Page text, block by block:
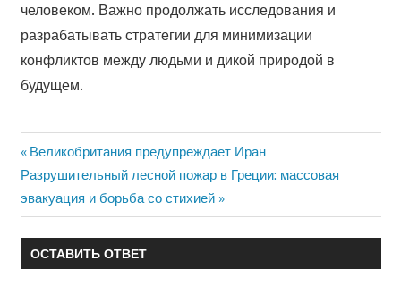
человеком. Важно продолжать исследования и
разрабатывать стратегии для минимизации
конфликтов между людьми и дикой природой в
будущем.
Навигация
по
записям
Предыдущая
запись:
Великобритания предупреждает Иран
Следующая
запись:
Разрушительный лесной пожар в Греции: массовая
эвакуация и борьба со стихией
ОСТАВИТЬ ОТВЕТ